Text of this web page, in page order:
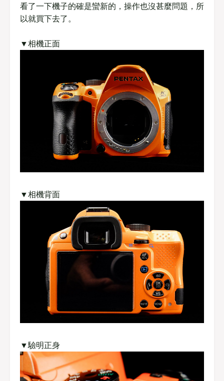
看了一下機子的確是蠻新的，操作也沒甚麼問題，所
以就買下去了。
▼相機正面
▼相機背面
▼驗明正身